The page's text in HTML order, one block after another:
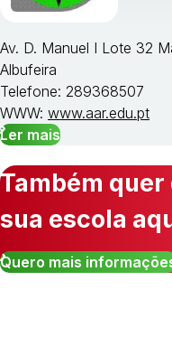
Av. D. Manuel I Lote 32
Albufeira
Telefone: 289368507
WWW: www.aar.edu.pt
Ler mais
Também
sua escola
Quero mais